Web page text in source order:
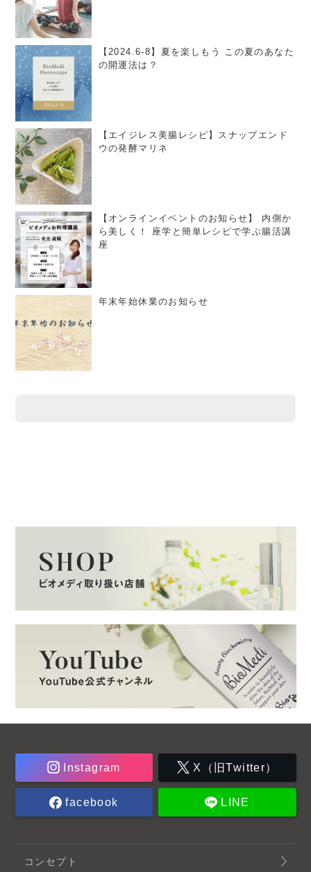
【2024.6-8】夏を楽しもう この夏のあなた
の開運法は？
【エイジレス美腸レシピ】スナップエンド
ウの発酵マリネ
【オンラインイベントのお知らせ】 内側か
ら美しく！ 座学と簡単レシピで学ぶ腸活講
座
年末年始休業のお知らせ
Instagram X（旧Twitter）
facebook LINE
コンセプト